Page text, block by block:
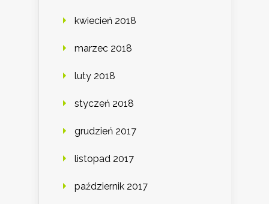
kwiecień 2018
marzec 2018
luty 2018
styczeń 2018
grudzień 2017
listopad 2017
październik 2017